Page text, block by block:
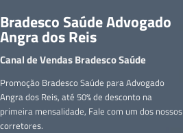
Bradesco Saúde Advogado
Angra dos Reis
Canal de Vendas Bradesco Saúde
Promoção Bradesco Saúde para Advogado
Angra dos Reis, até 50% de desconto na
primeira mensalidade, Fale com um dos nossos
corretores.